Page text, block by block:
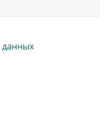
данных